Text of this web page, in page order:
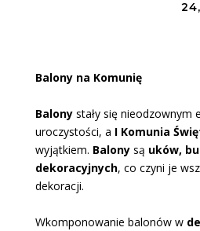
Balony na Komunię
Balonystały się nieodzownym
uroczystości, a I Komunia
wyjątkiem. Balonysą uków,
dekoracyjnych, co czyni je
dekoracji.
Wkomponowanie balonów w